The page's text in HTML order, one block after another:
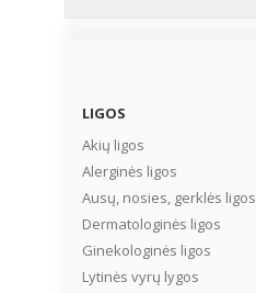
LIGOS
Akių ligos
Alerginės ligos
Ausų, nosies, gerklės ligos
Dermatologinės ligos
Ginekologinės ligos
Lytinės vyrų lygos